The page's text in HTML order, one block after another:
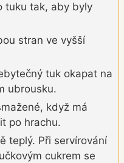
tuku tak, aby byly
stran ve vyšší
tuk okapat na
ubrousku.
když má
po hrachu.
teplý. Při servírování
cukrem se